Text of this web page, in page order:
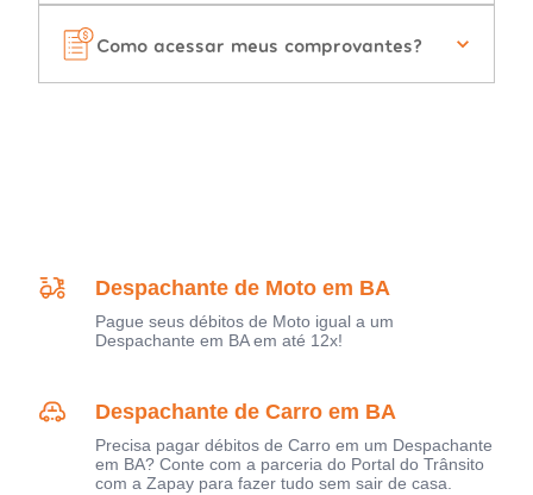
Como acessar meus comprovantes?
Despachante de Moto em BA
Pague seus débitos de Moto igual a um
Despachante em BA em até 12x!
Despachante de Carro em BA
Precisa pagar débitos de Carro em um Despachante
em BA? Conte com a parceria do Portal do Trânsito
com a Zapay para fazer tudo sem sair de casa.